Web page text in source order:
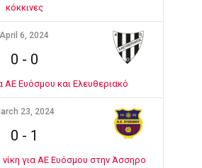
κόκκινες
April 6, 2024
0 - 0
ΑΕ Ευόσμου και Ελευθεριακό
23, 2024
0 - 1
νίκη για ΑΕ Ευόσμου στην Άσσηρο